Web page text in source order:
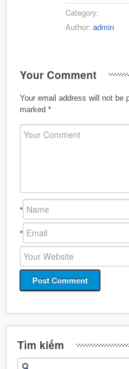
Category:
Author: admin
Your Comment
Your email address will not be
marked *
*
*
Tìm kiếm